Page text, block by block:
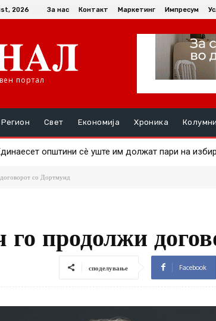
2026 За нас Контакт Маркетинг Импресум
портал
Регион Свет Економија Хроника Колумни
општини сè уште им должат пари на
скок на цената на златото
со Дортмунд
продолжи
споделување Facebook